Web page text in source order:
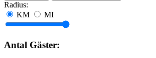
Radius:
KM
MI
Antal Gäster: